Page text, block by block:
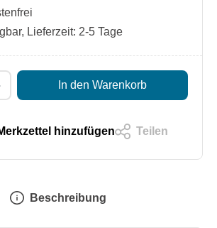
Lieferzeit: 2-5 Tage
Gib den gewünschten
In den Warenkorb
hinzufügen Teilen
Beschreibung